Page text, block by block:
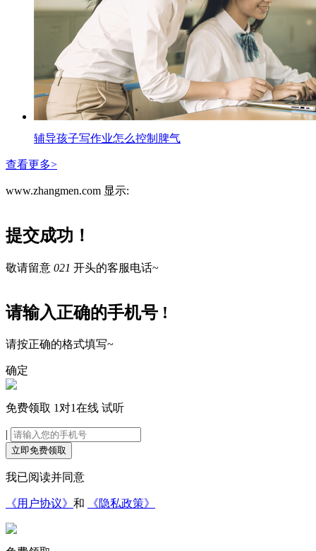
辅导孩子写作业怎么控制脾气
查看更多>
www.zhangmen.com 显示:
提交成功！
敬请留意 021 开头的客服电话~
请输入正确的手机号 !
请按正确的格式填写~
确定
免费领取 1对1在线 试听
|
立即免费领取
我已阅读并同意
《用户协议》 和 《隐私政策》